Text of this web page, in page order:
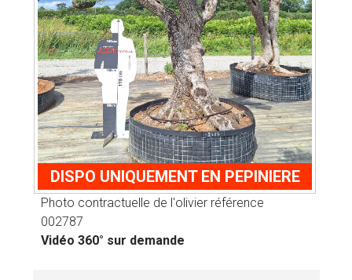
DISPO UNIQUEMENT EN PEPINIERE
Photo contractuelle de l'olivier référence
002787
Vidéo 360° sur demande